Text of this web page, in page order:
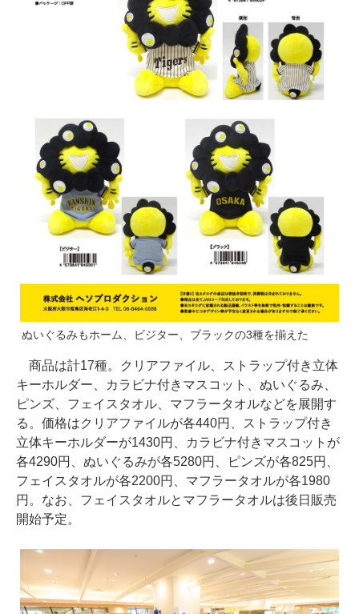
ぬいぐるみもホーム、ビジター、ブラックの3種を揃えた
商品は計17種。クリアファイル、ストラップ付き立体
キーホルダー、カラビナ付きマスコット、ぬいぐるみ、
ピンズ、フェイスタオル、マフラータオルなどを展開す
る。価格はクリアファイルが各440円、ストラップ付き
立体キーホルダーが1430円、カラビナ付きマスコットが
各4290円、ぬいぐるみが各5280円、ピンズが各825円、
フェイスタオルが各2200円、マフラータオルが各1980
円。なお、フェイスタオルとマフラータオルは後日販売
開始予定。